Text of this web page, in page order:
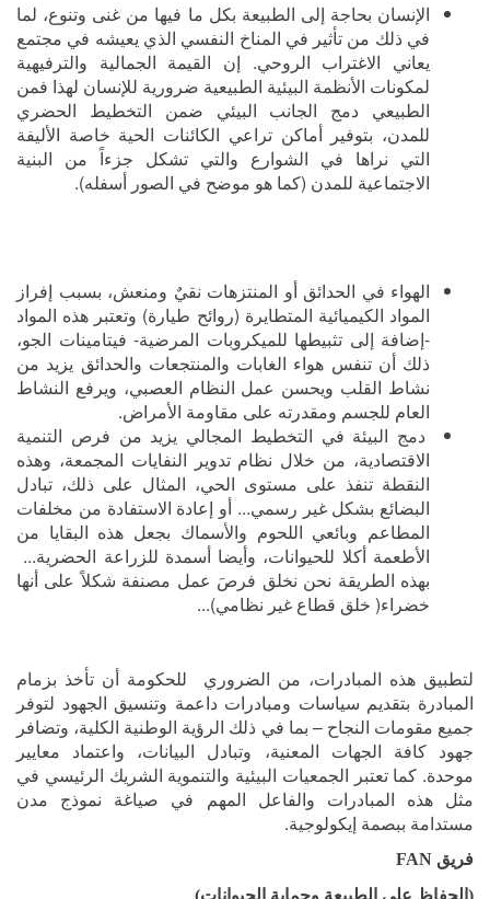
الإنسان بحاجة إلى الطبيعة بكل ما فيها من غنى وتنوع، لما
في ذلك من تأثير في المناخ النفسي الذي يعيشه في مجتمع
يعاني الاغتراب الروحي. إن القيمة الجمالية والترفيهية
لمكونات الأنظمة البيئية الطبيعية ضرورية للإنسان لهذا فمن
الطبيعي دمج الجانب البيئي ضمن التخطيط الحضري
للمدن، بتوفير أماكن تراعي الكائنات الحية خاصة الأليفة
التي نراها في الشوارع والتي تشكل جزءاً من البنية
الاجتماعية للمدن (كما هو موضح في الصور أسفله).
الهواء في الحدائق أو المنتزهات نقيٌ ومنعش، بسبب إفراز
المواد الكيميائية المتطايرة (روائح طيارة) وتعتبر هذه المواد
-إضافة إلى تثبيطها للميكروبات المرضية- فيتامينات الجو،
ذلك أن تنفس هواء الغابات والمنتجعات والحدائق يزيد من
نشاط القلب ويحسن عمل النظام العصبي، ويرفع النشاط
العام للجسم ومقدرته على مقاومة الأمراض.
دمج البيئة في التخطيط المجالي يزيد من فرص التنمية
الاقتصادية، من خلال نظام تدوير النفايات المجمعة، وهذه
النقطة تنفذ على مستوى الحي، المثال على ذلك، تبادل
البضائع بشكل غير رسمي... أو إعادة الاستفادة من مخلفات
المطاعم وبائعي اللحوم والأسماك بجعل هذه البقايا من
الأطعمة أكلا للحيوانات، وأيضا أسمدة للزراعة الحضرية...
بهذه الطريقة نحن نخلق فرصَ عمل مصنفة شكلاً على أنها
خضراء( خلق قطاع غير نظامي)...
لتطبيق هذه المبادرات، من الضروري للحكومة أن تأخذ بزمام
المبادرة بتقديم سياسات ومبادرات داعمة وتنسيق الجهود لتوفر
جميع مقومات النجاح – بما في ذلك الرؤية الوطنية الكلية، وتضافر
جهود كافة الجهات المعنية، وتبادل البيانات، واعتماد معايير
موحدة. كما تعتبر الجمعيات البيئية والتنموية الشريك الرئيسي في
مثل هذه المبادرات والفاعل المهم في صياغة نموذج مدن
مستدامة ببصمة إيكولوجية.
فريق FAN
(الحفاظ على الطبيعة وحماية الحيوانات)